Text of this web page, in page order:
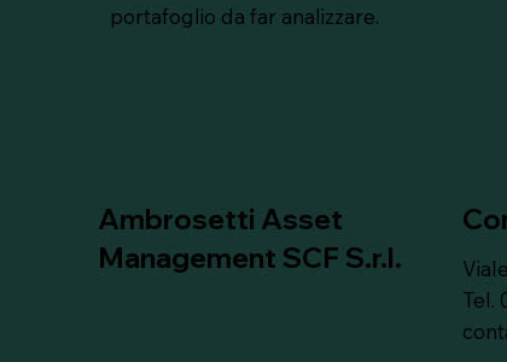
portafoglio da far analizzare.
Ambrosetti Asset
Management SCF S.r.l.
Tel.